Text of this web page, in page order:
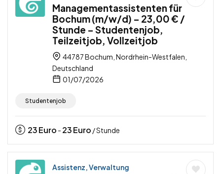
Managementassistenten für
Bochum (m/w/d) – 23,00 € /
Stunde – Studentenjob,
Teilzeitjob, Vollzeitjob
44787 Bochum, Nordrhein-Westfalen,
Deutschland
01/07/2026
Studentenjob
23Euro - 23Euro / Stunde
Assistenz, Verwaltung